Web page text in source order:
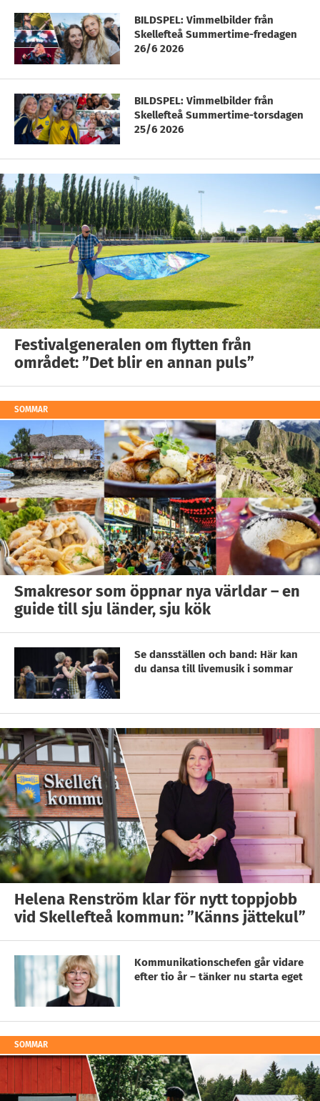
BILDSPEL: Vimmelbilder från
Skellefteå Summertime-fredagen
26/6 2026
BILDSPEL: Vimmelbilder från
Skellefteå Summertime-torsdagen
25/6 2026
Festivalgeneralen om flytten från
området: ”Det blir en annan puls”
SOMMAR
Smakresor som öppnar nya världar – en
guide till sju länder, sju kök
Se dansställen och band: Här kan
du dansa till livemusik i sommar
Helena Renström klar för nytt toppjobb
vid Skellefteå kommun: ”Känns jättekul”
Kommunikationschefen går vidare
efter tio år – tänker nu starta eget
SOMMAR